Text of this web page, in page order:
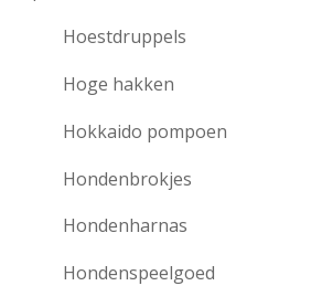
Hoestdruppels
Hoge hakken
Hokkaido pompoen
Hondenbrokjes
Hondenharnas
Hondenspeelgoed